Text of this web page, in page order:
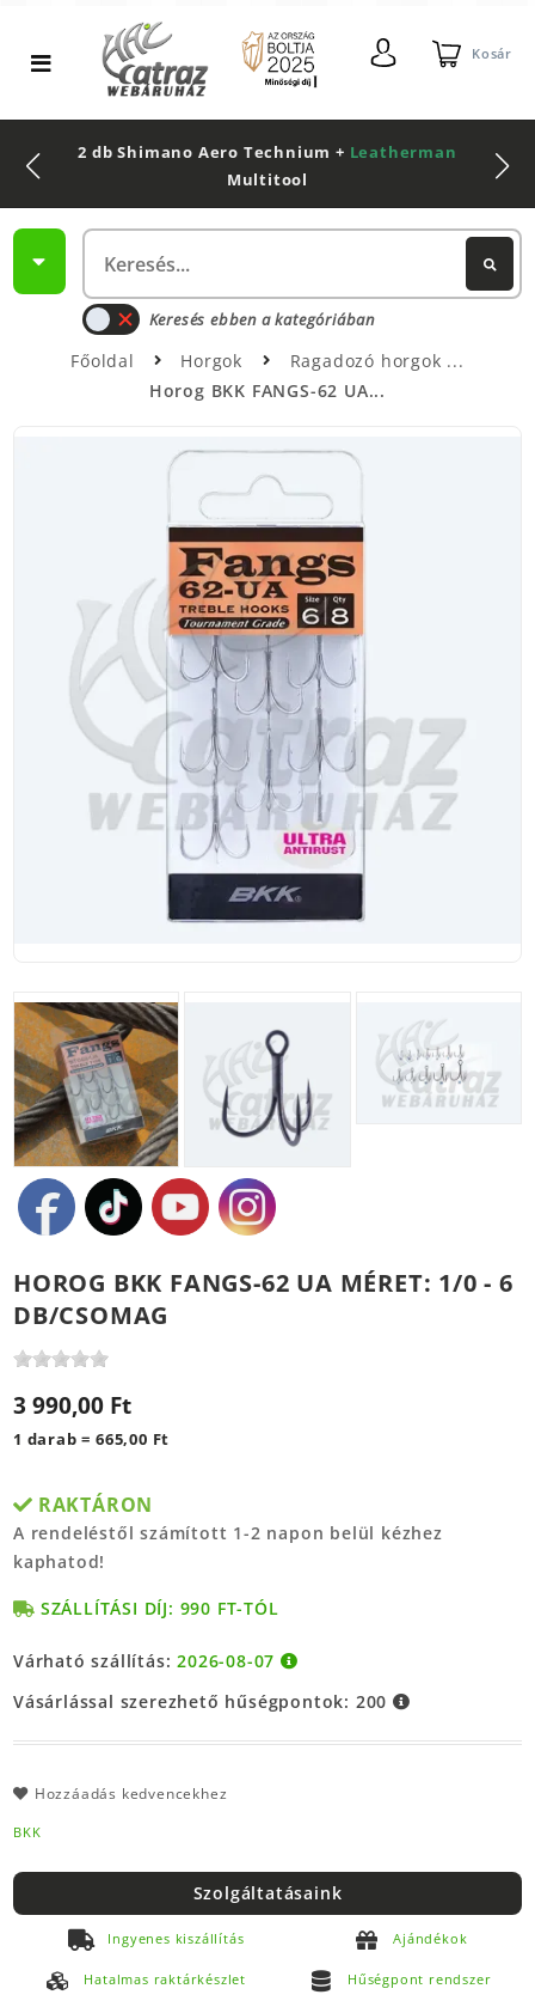
Kosár
2 db Shimano Aero Technium + Leatherman
Multitool
Keresés ebben a kategóriában
Főoldal Horgok
Ragadozó horgok
Horog BKK FANGS-62 UA...
HOROG BKK FANGS-62 UA MÉRET: 1/0 - 6
DB/CSOMAG
3 990,00 Ft
1 darab = 665,00 Ft
RAKTÁRON
A rendeléstől számított 1-2 napon belül kézhez
kaphatod!
SZÁLLÍTÁSI DÍJ: 990 FT-TÓL
Várható szállítás:2026-08-07
Vásárlással szerezhető hűségpontok: 200
Hozzáadás kedvencekhez
BKK
Szolgáltatásaink
Ingyenes kiszállítás Ajándékok
Hatalmas raktárkészlet Hűségpont rendszer